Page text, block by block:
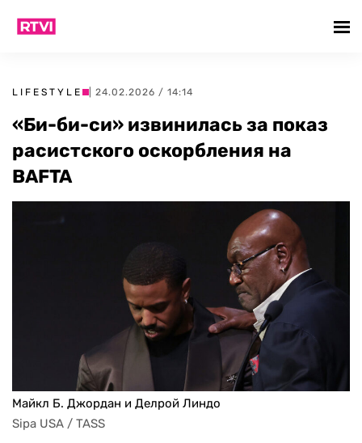
LIFESTYLE | 24.02.2026 / 14:14
«Би-би-си» извинилась за показ
расистского оскорбления на
BAFTA
Майкл Б. Джордан и Делрой Линдо
Sipa USA / TASS